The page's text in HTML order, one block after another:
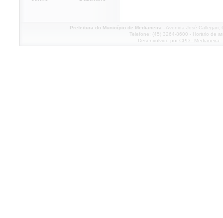
Prefeitura do Município de Medianeira - Avenida José
Telefone: (45) 3264-8600 - Horário de
Desenvolvido por CPD - Medianeira